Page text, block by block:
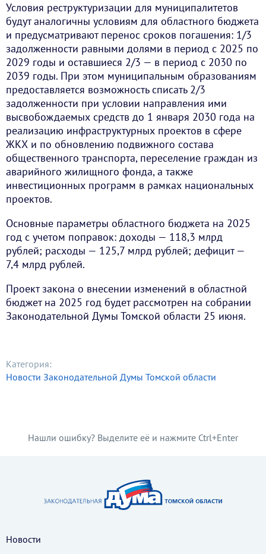
Условия реструктуризации для муниципалитетов
будут аналогичны условиям для областного бюджета
и предусматривают перенос сроков погашения: 1/3
задолженности равными долями в период с 2025 по
2029 годы и оставшиеся 2/3 — в период с 2030 по
2039 годы. При этом муниципальным образованиям
предоставляется возможность списать 2/3
задолженности при условии направления ими
высвобождаемых средств до 1 января 2030 года на
реализацию инфраструктурных проектов в сфере
ЖКХ и по обновлению подвижного состава
общественного транспорта, переселение граждан из
аварийного жилищного фонда, а также
инвестиционных программ в рамках национальных
проектов.
Основные параметры областного бюджета на 2025
год с учетом поправок: доходы — 118,3 млрд
рублей; расходы — 125,7 млрд рублей; дефицит —
7,4 млрд рублей.
Проект закона о внесении изменений в областной
бюджет на 2025 год будет рассмотрен на собрании
Законодательной Думы Томской области 25 июня.
Категория:
Новости Законодательной Думы Томской области
Нашли ошибку? Выделите её и нажмите Ctrl+Enter
Новости